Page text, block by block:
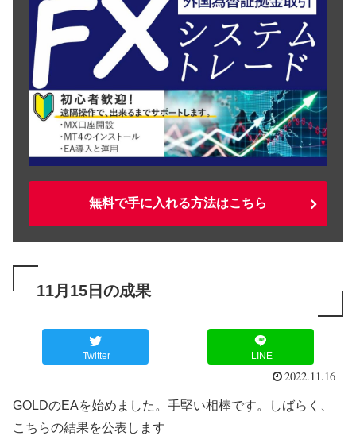
無料で手に入れる方法はこちら
11月15日の成果
Twitter LINE
2022.11.16
GOLDのEAを始めました。手堅い相棒です。しばらく、
こちらの結果を公表します